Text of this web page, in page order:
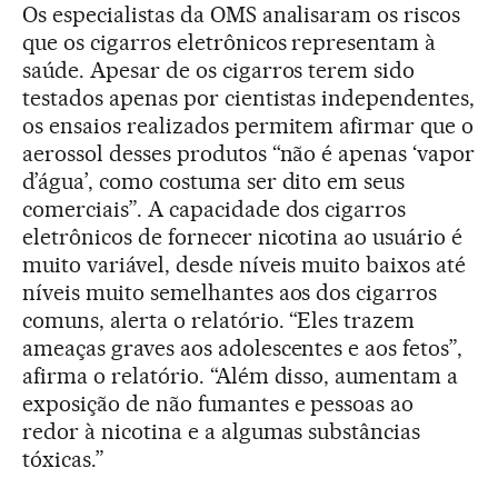
Os especialistas da OMS analisaram os riscos
que os cigarros eletrônicos representam à
saúde. Apesar de os cigarros terem sido
testados apenas por cientistas independentes,
os ensaios realizados permitem afirmar que o
aerossol desses produtos “não é apenas ‘vapor
d’água’, como costuma ser dito em seus
comerciais”. A capacidade dos cigarros
eletrônicos de fornecer nicotina ao usuário é
muito variável, desde níveis muito baixos até
níveis muito semelhantes aos dos cigarros
comuns, alerta o relatório. “Eles trazem
ameaças graves aos adolescentes e aos fetos”,
afirma o relatório. “Além disso, aumentam a
exposição de não fumantes e pessoas ao
redor à nicotina e a algumas substâncias
tóxicas.”